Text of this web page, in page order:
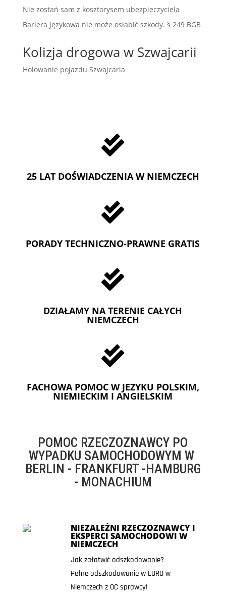
Nie zostań sam z kosztorysem ubezpieczyciela
Bariera językowa nie może osłabić szkody. § 249 BGB
Kolizja drogowa w Szwajcarii
Holowanie pojazdu Szwajcaria

25 LAT DOŚWIADCZENIA W NIEMCZECH

PORADY TECHNICZNO-PRAWNE GRATIS

DZIAŁAMY NA TERENIE CAŁYCH
NIEMCZECH

FACHOWA POMOC W JEZYKU POLSKIM,
NIEMIECKIM I ANGIELSKIM
POMOC RZECZOZNAWCY PO
WYPADKU SAMOCHODOWYM W
BERLIN - FRANKFURT -HAMBURG
- MONACHIUM
NIEZALEŻNI RZECZOZNAWCY I
EKSPERCI SAMOCHODOWI W
NIEMCZECH
Jak załatwić odszkodowanie?
Pełne odszkodowanie w EURO w
Niemczech z OC sprawcy!